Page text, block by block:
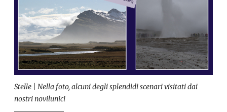
Stelle | Nella foto, alcuni degli splendidi scenari visitati dai
nostri novilunici